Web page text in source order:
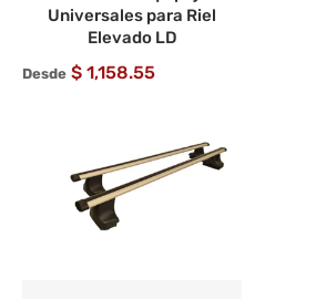
Universales para Riel
Elevado LD
Desde $ 1,158.55